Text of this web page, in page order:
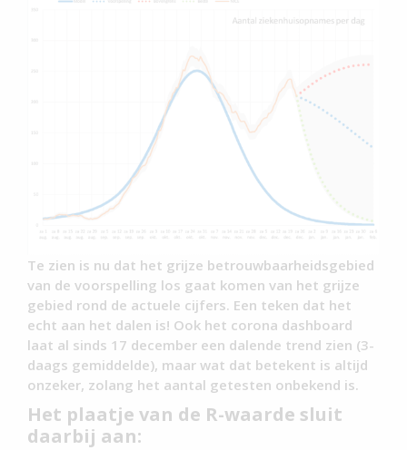
Te zien is nu dat het grijze betrouwbaarheidsgebied
van de voorspelling los gaat komen van het grijze
gebied rond de actuele cijfers. Een teken dat het
echt aan het dalen is! Ook het corona dashboard
laat al sinds 17 december een dalende trend zien (3-
daags gemiddelde), maar wat dat betekent is altijd
onzeker, zolang het aantal getesten onbekend is.
Het plaatje van de R-waarde sluit
daarbij aan: